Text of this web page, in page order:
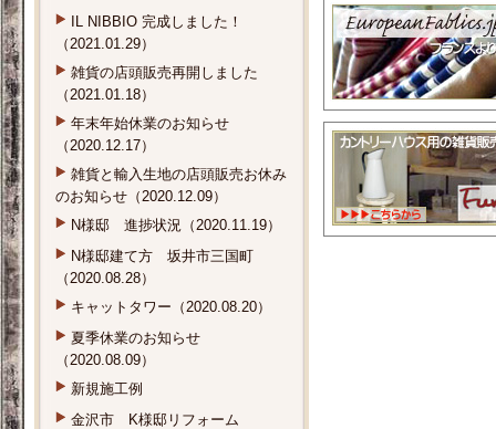
IL NIBBIO 完成しました！
（2021.01.29）
雑貨の店頭販売再開しました
（2021.01.18）
年末年始休業のお知らせ
（2020.12.17）
雑貨と輸入生地の店頭販売お休み
のお知らせ（2020.12.09）
N様邸 進捗状況（2020.11.19）
N様邸建て方 坂井市三国町
（2020.08.28）
キャットタワー（2020.08.20）
夏季休業のお知らせ
（2020.08.09）
新規施工例
金沢市 K様邸リフォーム